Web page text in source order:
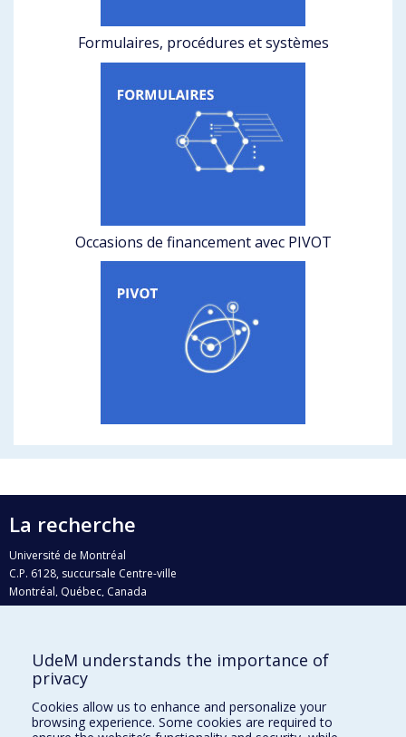
Formulaires, procédures et systèmes
Occasions de financement avec PIVOT
La recherche
Université de Montréal
C.P. 6128, succursale Centre-ville
Montréal, Québec, Canada
H3C 3J7
Qui fait quoi?
Nous trouver
Plan du site
UdeM understands the importance of
privacy
Cookies allow us to enhance and personalize your
browsing experience. Some cookies are required to